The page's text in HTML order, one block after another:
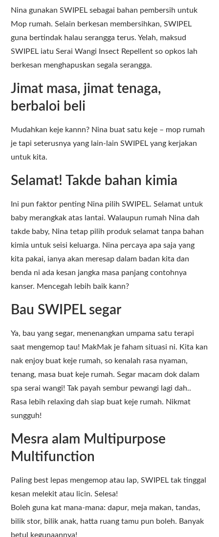
Nina gunakan SWIPEL sebagai bahan pembersih untuk
Mop rumah. Selain berkesan membersihkan, SWIPEL
guna bertindak halau serangga terus. Yelah, maksud
SWIPEL iatu Serai Wangi Insect Repellent so opkos lah
berkesan menghapuskan segala serangga.
Jimat masa, jimat tenaga,
berbaloi beli
Mudahkan keje kannn? Nina buat satu keje – mop rumah
je tapi seterusnya yang lain-lain SWIPEL yang kerjakan
untuk kita.
Selamat! Takde bahan kimia
Ini pun faktor penting Nina pilih SWIPEL. Selamat untuk
baby merangkak atas lantai. Walaupun rumah Nina dah
takde baby, Nina tetap pilih produk selamat tanpa bahan
kimia untuk seisi keluarga. Nina percaya apa saja yang
kita pakai, ianya akan meresap dalam badan kita dan
benda ni ada kesan jangka masa panjang contohnya
kanser. Mencegah lebih baik kann?
Bau SWIPEL segar
Ya, bau yang segar, menenangkan umpama satu terapi
saat mengemop tau! MakMak je faham situasi ni. Kita kan
nak enjoy buat keje rumah, so kenalah rasa nyaman,
tenang, masa buat keje rumah. Segar macam dok dalam
spa serai wangi! Tak payah sembur pewangi lagi dah..
Rasa lebih relaxing dah siap buat keje rumah. Nikmat
sungguh!
Mesra alam Multipurpose
Multifunction
Paling best lepas mengemop atau lap, SWIPEL tak tinggal
kesan melekit atau licin. Selesa!
Boleh guna kat mana-mana: dapur, meja makan, tandas,
bilik stor, bilik anak, hatta ruang tamu pun boleh. Banyak
betul kegunaannya!